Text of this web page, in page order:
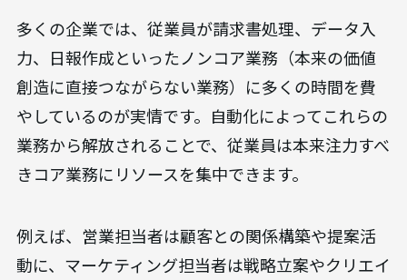
多くの企業では、従業員が請求書処理、データ入
力、日報作成といったノンコア業務（本来の価値
創造に直接つながらない業務）に多くの時間を費
やしているのが実情です。自動化によってこれらの
業務から解放されることで、従業員は本来注力すべ
きコア業務にリソースを集中できます。
例えば、営業担当者は顧客との関係構築や提案活
動に、マーケティング担当者は戦略立案やクリエイ